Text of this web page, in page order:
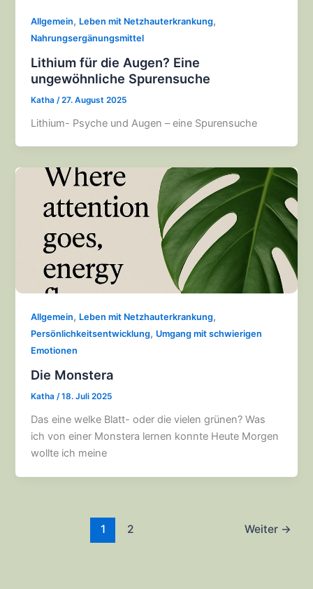
Allgemein, Leben mit Netzhauterkrankung,
Nahrungsergänungsmittel
Lithium für die Augen? Eine
ungewöhnliche Spurensuche
Katha /27. August 2025
Lithium- Psyche und Augen – eine Spurensuche
Allgemein, Leben mit Netzhauterkrankung,
Persönlichkeitsentwicklung, Umgang mit schwierigen
Emotionen
Die Monstera
Katha/18. Juli 2025
Das eine welke Blatt- oder die vielen grünen? Was
ich von einer Monstera lernen konnte Heute Morgen
wollte ich meine
1 2 Weiter →